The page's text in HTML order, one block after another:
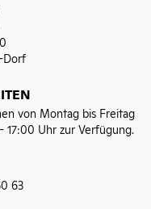
Dorf
von Montag bis Freitag
Uhr zur Verfügung.
63